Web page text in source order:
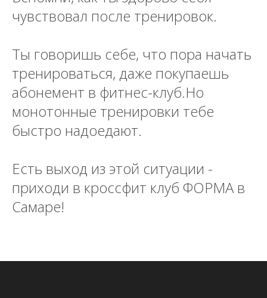
чувствовал после тренировок.
Ты говоришь себе, что пора начать
тренироваться, даже покупаешь
абонемент в фитнес-клуб.Но
монотонные тренировки тебе
быстро надоедают.
Есть выход из этой ситуации -
приходи в кроссфит клуб ФОРМА в
Самаре!